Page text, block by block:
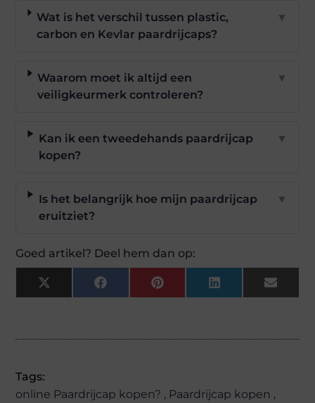
Wat is het verschil tussen plastic,
carbon en Kevlar paardrijcaps?
▼
Waarom moet ik altijd een
veiligkeurmerk controleren?
▼
Kan ik een tweedehands paardrijcap
kopen?
▼
Is het belangrijk hoe mijn paardrijcap
eruitziet?
▼
Goed artikel? Deel hem dan op:
X
(Twitter)
FacebookPinterestLinkedIn Email
Tags:
online Paardrijcap kopen? , Paardrijcap kopen ,